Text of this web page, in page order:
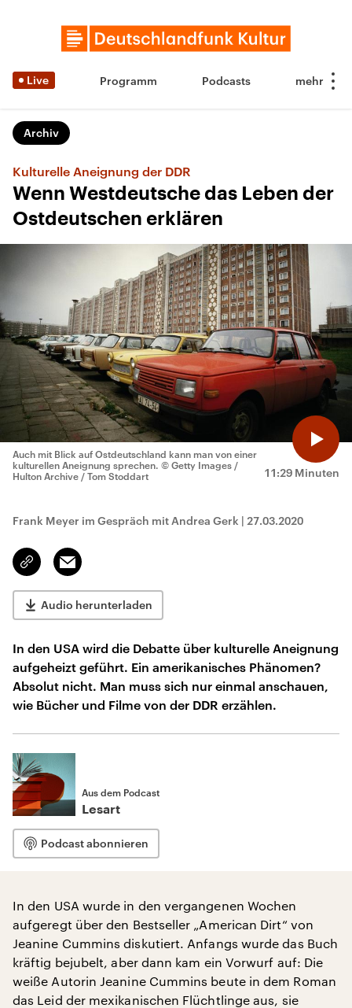
Live Programm Podcasts
Archiv
Kulturelle Aneignung der DDR
Wenn Westdeutsche das Leben der
Ostdeutschen erklären
11:29 Minuten
Auch mit Blick auf Ostdeutschland kann man von einer
kulturellen Aneignung sprechen. © Getty Images /
Hulton Archive / Tom Stoddart
Frank Meyer im Gespräch mit Andrea Gerk | 27.03.2020
Link
kopieren/teilen
Email
Audio herunterladen
In den USA wird die Debatte über kulturelle Aneignung
aufgeheizt geführt. Ein amerikanisches Phänomen?
Absolut nicht. Man muss sich nur einmal anschauen,
wie Bücher und Filme von der DDR erzählen.
Aus dem Podcast
Lesart
Podcast abonnieren
In den USA wurde in den vergangenen Wochen
aufgeregt über den Bestseller „American Dirt“ von
Jeanine Cummins diskutiert. Anfangs wurde das Buch
kräftig bejubelt, aber dann kam ein Vorwurf auf: Die
weiße Autorin Jeanine Cummins beute in dem Roman
das Leid der mexikanischen Flüchtlinge aus, sie